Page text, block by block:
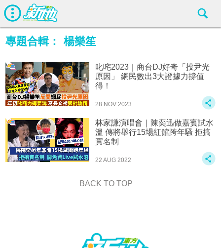
專題合輯： 楊樂笙
叱咤2023｜商台DJ好奇「投尹光
原因」 網民數出3大證據力撐值
得！
28 NOV 2023
林家謙演唱會｜陳奕迅做嘉賓試水
溫 傳將舉行15場紅館跨年騷 拒搞
實名制
22 AUG 2022
BACK TO TOP